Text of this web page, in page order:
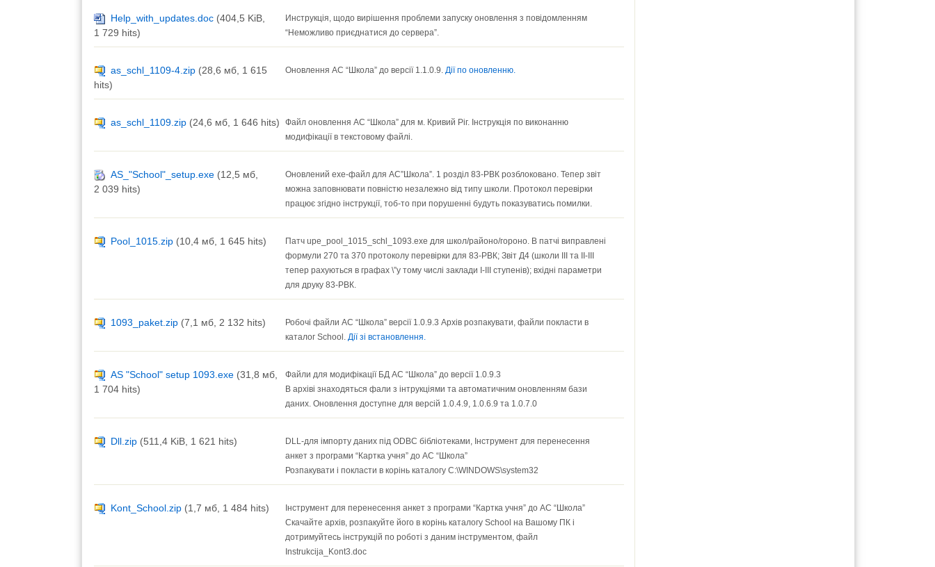
Help_with_updates.doc (404,5 KiB,
1 729 hits)
Инструкція, щодо вирішення проблеми запуску оновлення з повідомленням
“Неможливо приєднатися до сервера”.
as_schl_1109-4.zip (28,6 мб, 1 615
hits)
Оновлення АС “Школа” до версії 1.1.0.9. Дії по оновленню.
as_schl_1109.zip (24,6 мб, 1 646 hits)
Файл оновлення АС “Школа” для м. Кривий Ріг. Інструкція по виконанню
модифікації в текстовому файлі.
AS_"School"_setup.exe (12,5 мб,
2 039 hits)
Оновлений ехе-файл для АС”Школа”. 1 розділ 83-РВК розблоковано. Тепер звіт
можна заповнювати повністю незалежно від типу школи. Протокол перевірки
працює згідно інструкції, тоб-то при порушенні будуть показуватись помилки.
Pool_1015.zip (10,4 мб, 1 645 hits)
Патч upe_pool_1015_schl_1093.exe для школ/районо/гороно. В патчі виправлені
формули 270 та 370 протоколу перевірки для 83-РВК; Звіт Д4 (школи ІІІ та ІІ-ІІІ
тепер рахуються в графах \”у тому числі заклади І-ІІІ ступенів); вхідні параметри
для друку 83-РВК.
1093_paket.zip (7,1 мб, 2 132 hits)
Робочі файли АС “Школа” версії 1.0.9.3 Архів розпакувати, файли покласти в
каталог School. Дії зі встановлення.
AS "School" setup 1093.exe (31,8 мб,
1 704 hits)
Файли для модифікації БД АС “Школа” до версії 1.0.9.3
В архіві знаходяться фали з інтрукціями та автоматичним оновленням бази
даних. Оновлення доступне для версій 1.0.4.9, 1.0.6.9 та 1.0.7.0
Dll.zip (511,4 KiB, 1 621 hits)
DLL-для імпорту даних під ODBC бібліотеками, Інструмент для перенесення
анкет з програми “Картка учня” до АС “Школа”
Розпакувати і покласти в корінь каталогу C:\WINDOWS\system32
Kont_School.zip (1,7 мб, 1 484 hits)
Інструмент для перенесення анкет з програми “Картка учня” до АС “Школа”
Скачайте архів, розпакуйте його в корінь каталогу School на Вашому ПК і
дотримуйтесь інструкцій по роботі з даним інструментом, файл
Instrukcija_Kont3.doc